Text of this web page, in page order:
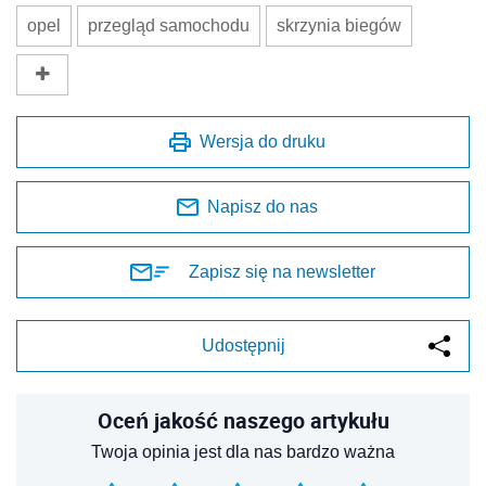
opel przegląd samochodu skrzynia biegów
Wersja do druku
Napisz do nas
Zapisz się na newsletter
Udostępnij
Oceń jakość naszego artykułu
Twoja opinia jest dla nas bardzo ważna